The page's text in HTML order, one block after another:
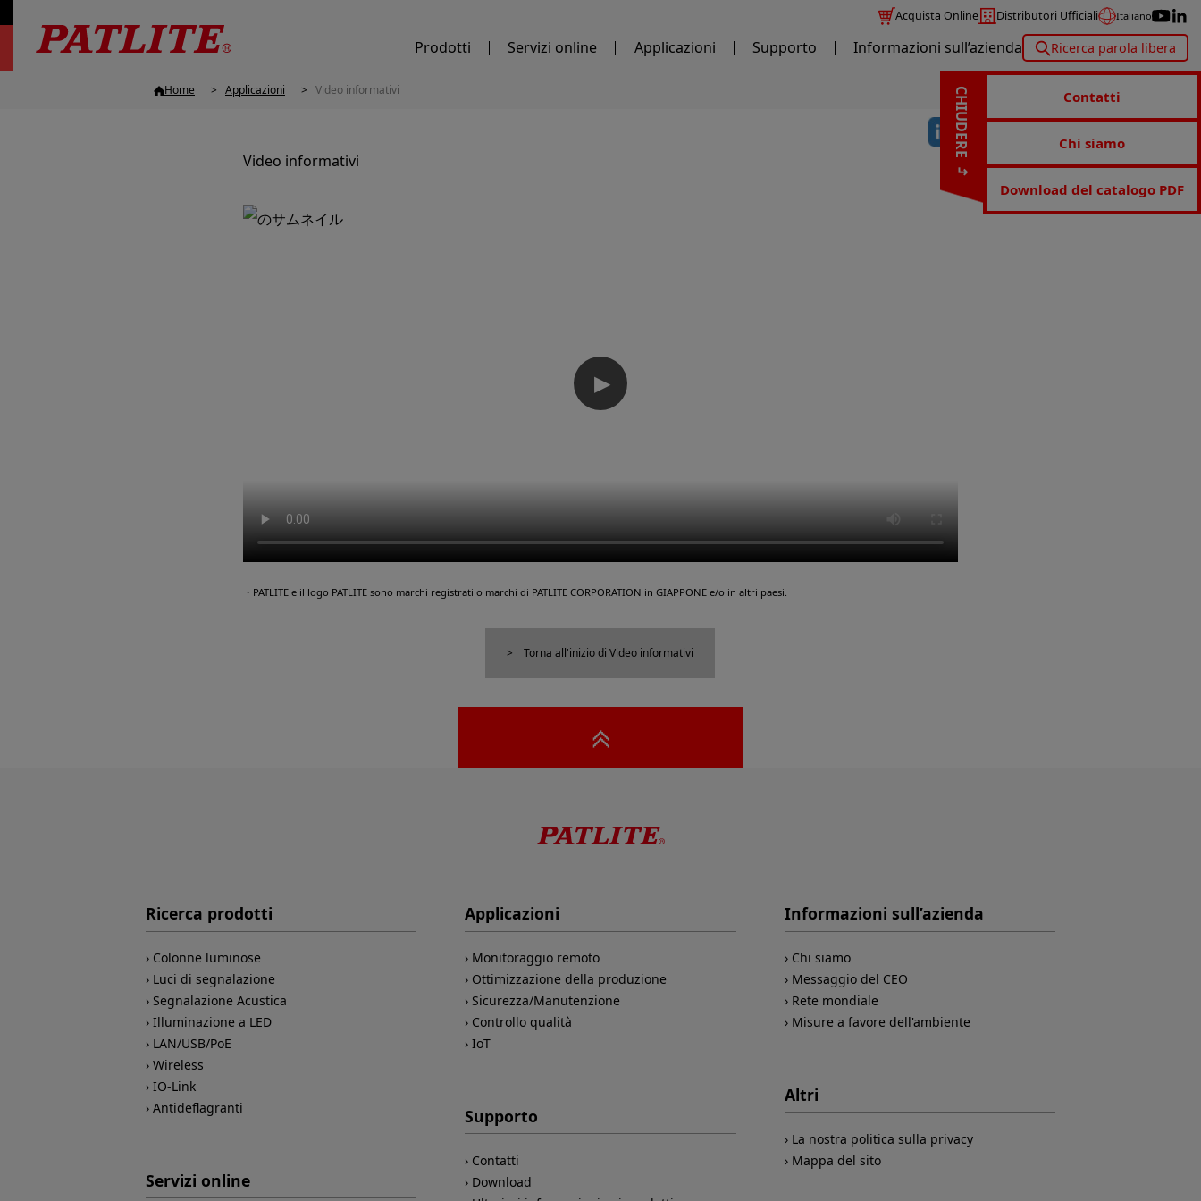
Acquista Online Distributori Ufficiali Italiano
Prodotti Servizi online Applicazioni Supporto Informazioni sull’azienda Ricerca parola libera
CHIUDERE Contatti
Chi siamo
Download del catalogo PDF
Home Applicazioni Video informativi
Video informativi
▶
・PATLITE e il logo PATLITE sono marchi registrati o marchi di PATLITE CORPORATION in GIAPPONE e/o in altri paesi.
Torna all'inizio di Video informativi
Ricerca prodotti
Colonne luminose
Luci di segnalazione
Segnalazione Acustica
Illuminazione a LED
LAN/USB/PoE
Wireless
IO-Link
Antideflagranti
Servizi online
Applicazioni
Monitoraggio remoto
Ottimizzazione della produzione
Sicurezza/Manutenzione
Controllo qualità
IoT
Supporto
Contatti
Download
Informazioni sull’azienda
Chi siamo
Messaggio del CEO
Rete mondiale
Misure a favore dell'ambiente
Altri
La nostra politica sulla privacy
Mappa del sito